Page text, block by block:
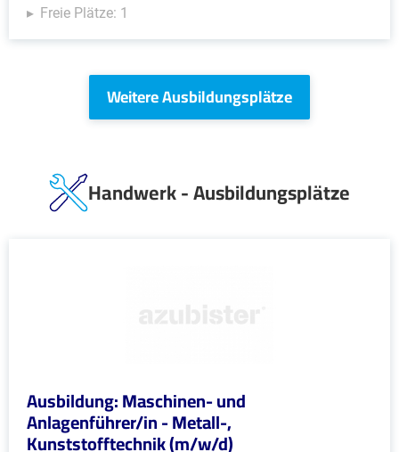
Freie Plätze: 1
Weitere Ausbildungsplätze
Handwerk - Ausbildungsplätze
Ausbildung: Maschinen- und
Anlagenführer/in - Metall-,
Kunststofftechnik (m/w/d)